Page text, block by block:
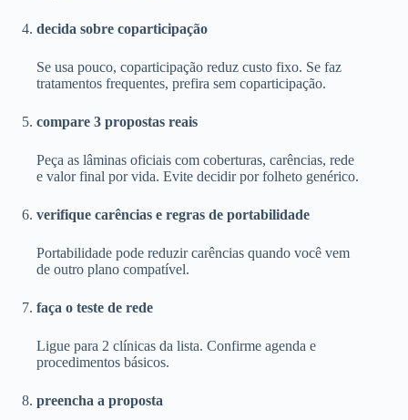
decida sobre coparticipação
Se usa pouco, coparticipação reduz custo fixo. Se faz
tratamentos frequentes, prefira sem coparticipação.
compare 3 propostas reais
Peça as lâminas oficiais com coberturas, carências, rede
e valor final por vida. Evite decidir por folheto genérico.
verifique carências e regras de portabilidade
Portabilidade pode reduzir carências quando você vem
de outro plano compatível.
faça o teste de rede
Ligue para 2 clínicas da lista. Confirme agenda e
procedimentos básicos.
preencha a proposta